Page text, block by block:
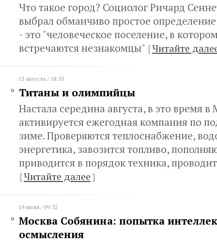
Что такое город? Социолог Ричард
выбрал обманчиво простое
- это "человеческое поселение, в
встречаются незнакомцы" {Читайте
15 августа / 18:55
Титаны и олимпийцы
Настала середина августа, в это время в
активируется ежегодная компания по
зиме. Проверяются теплоснабжение,
энергетика, завозится топливо,
приводится в порядок техника,
{Читайте далее}
19 июля / 09:32
Москва Собянина: попытка
осмысления